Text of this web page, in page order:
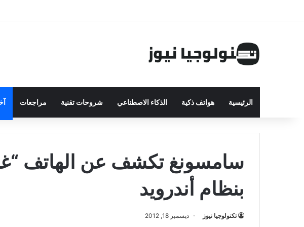
الرئيسية هواتف ذكية الذكاء الاصطناعي شروحات تقنية مراجعات
سامسونغ تكشف عن الهاتف
بنظام أندرويد
تكنولوجيا نيوز ديسمبر 18, 2012